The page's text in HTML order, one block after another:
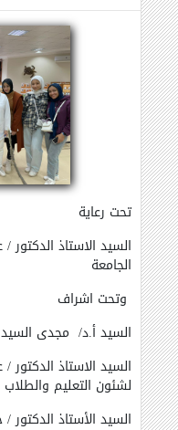
تحت رعاية
السيد الاستاذ
الجامعة
وتحت اشراف
السيد أ.د/ مجدى
السيد الاستاذ الدكتور
لشئون التعليم والطلاب
السيد الأستاذ